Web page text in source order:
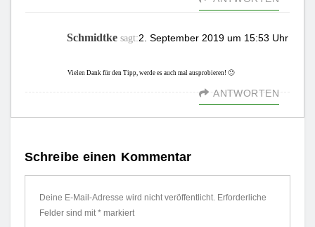
Schmidtke sagt:2. September 2019 um 15:53 Uhr
Vielen Dank für den Tipp, werde es auch mal ausprobieren! 🙂
ANTWORTEN
Schreibe einen Kommentar
Deine E-Mail-Adresse wird nicht veröffentlicht. Erforderliche
Felder sind mit * markiert